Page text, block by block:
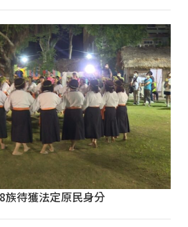
族待獲法定原民身分